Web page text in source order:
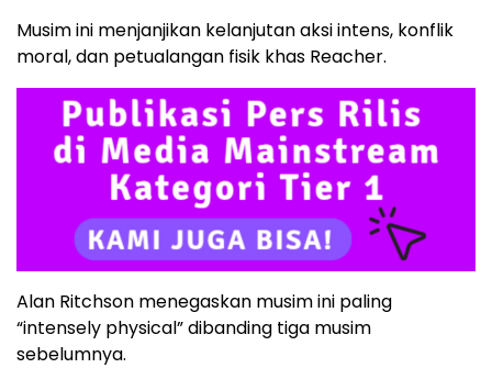
Musim ini menjanjikan kelanjutan aksi intens, konflik
moral, dan petualangan fisik khas Reacher.
Alan Ritchson menegaskan musim ini paling
“intensely physical” dibanding tiga musim
sebelumnya.